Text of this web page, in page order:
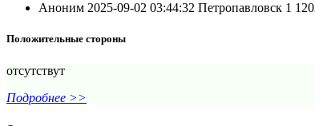
Аноним 2025-09-02 03:44:32 Петропавловск 1
Положительные стороны
отсутствут
Подробнее >>